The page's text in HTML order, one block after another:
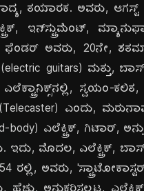
ತಯಾರಕ. ಅವರು, ಆಗಸ್ಟ್
ಇನ್‌ಸ್ಟ್ರುಮೆಂಟ್,
ಫೆಂಡರ್ ಅವರು, 20ನೇ,
guitars) ಮತ್ತು,
ಸ್ವಯಂ-ಕಲಿತ,
ಎಂದು,
ಎಲೆಕ್ಟ್ರಿಕ್, ಗಿಟಾರ್,
ಇದು, ಮೊದಲ, ಎಲೆಕ್ಟ್ರಿಕ್,
ಅವರು,